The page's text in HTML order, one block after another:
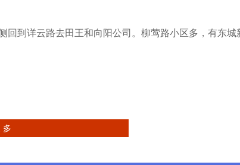
到详云路去田王和向阳公司。柳莺路小区多，有东城
多